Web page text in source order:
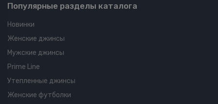
Популярные разделы каталога
Новинки
Женские джинсы
Мужские джинсы
Prime Line
Утепленные джинсы
Женские футболки